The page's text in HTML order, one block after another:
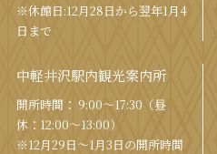
※休館日:12月28日から翌年1月4
日まで
中軽井沢駅内観光案内所
開所時間： 9:00〜17:30（昼
休：12:00〜13:00）
※12月29日〜1月3日の開所時間